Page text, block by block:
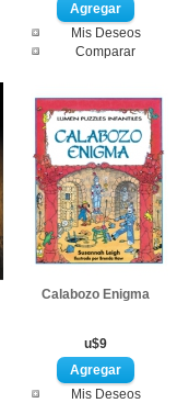
Mis Deseos
Comparar
Calabozo Enigma
u$9
Mis Deseos